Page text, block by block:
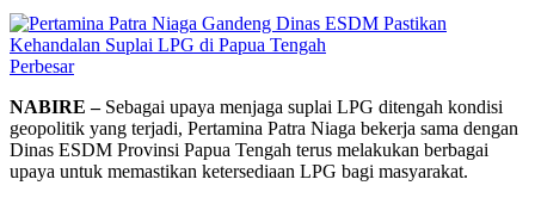
Perbesar
NABIRE –Sebagai upaya menjaga suplai LPG ditengah kondisi
geopolitik yang terjadi, Pertamina Patra Niaga bekerja sama dengan
Dinas ESDM Provinsi Papua Tengah terus melakukan berbagai
upaya untuk memastikan ketersediaan LPG bagi masyarakat.